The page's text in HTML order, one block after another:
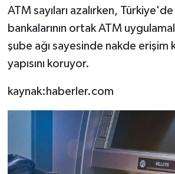
ATM sayıları azalırken,
bankalarının ortak ATM
şube ağı sayesinde nakde erişim
yapısını koruyor.
kaynak:haberler.com